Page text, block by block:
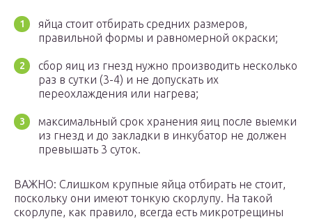
яйца стоит отбирать средних размеров,
правильной формы и равномерной окраски;
сбор яиц из гнезд нужно производить несколько
раз в сутки (3-4) и не допускать их
переохлаждения или нагрева;
максимальный срок хранения яиц после выемки
из гнезд и до закладки в инкубатор не должен
превышать 3 суток.
ВАЖНО: Слишком крупные яйца отбирать не стоит,
поскольку они имеют тонкую скорлупу. На такой
скорлупе, как правило, всегда есть микротрещины